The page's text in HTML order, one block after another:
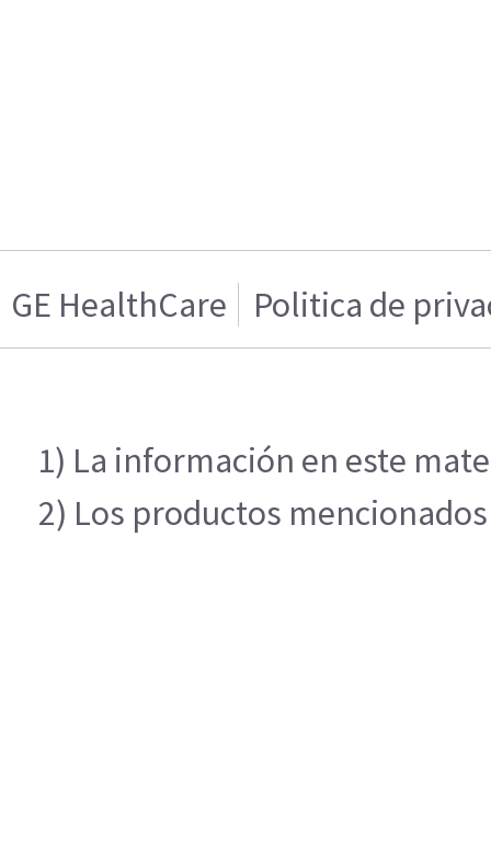
GE HealthCare Politica de
1) La información en este
2) Los productos